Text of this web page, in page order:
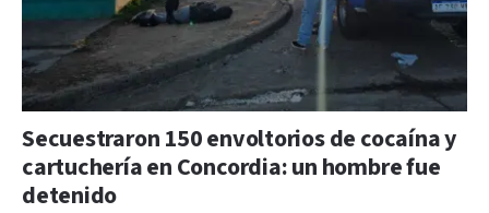
Secuestraron 150 envoltorios de cocaína y
cartuchería en Concordia: un hombre fue
detenido